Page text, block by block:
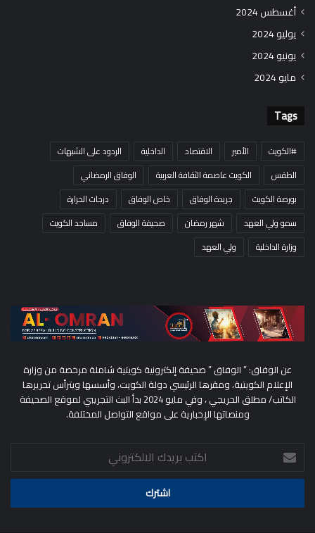
أغسطس 2024
يوليو 2024
يونيو 2024
مايو 2024
Tags
#الكويت الأمير الاقتصاد الداخلية
الردود على الشبهات
الطقس
الكويت عاصمة الثقافة العربية
الوفاق الرمضاني
بورصة الكويت
جريدة الوفاق خاص الوفاق
درجات الحرارة
سمو ولي العهد
شهر رمضان صحيفة الوفاق
مساجد الكويت
وزارة الداخلية
ولي العهد
عن الوفاق: ” الوفاق ” صحيفة إلكترونية كويتية شاملة مرخصة من وزارة
الإعلام الكويتية، ومقرها الرئيسي دولة الكويت، وأسسها ويترأس تحريرها
الكاتب/ مطلق الحريجي ، وفي مايو 2024 بدأ البث التجريبي لموقع الصحيفة
ومنصاتها الإخبارية على مواقع التواصل المختلفة.
اكتب
بريدك
الالكتروني